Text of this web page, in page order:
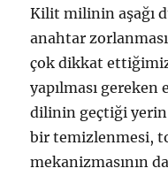
Kilit milinin aşağı
anahtar
çok dikkat
yapılması
dilinin geçtiği
bir temizlenmesi,
mekanizmasının